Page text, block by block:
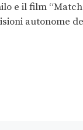
e il film
autonome